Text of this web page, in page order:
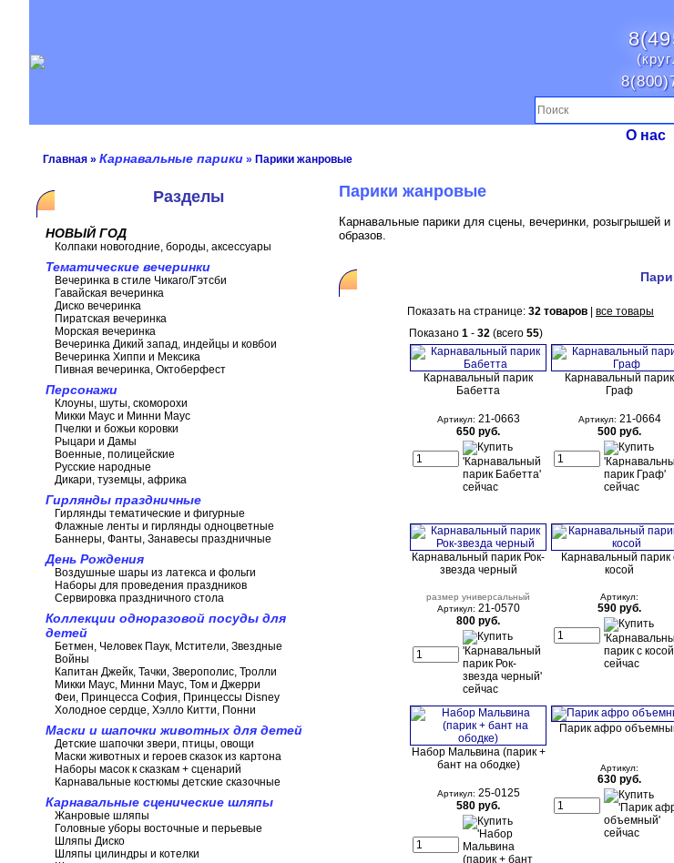
О нас
Главная » Карнавальные парики » Парики жанровые
Разделы
НОВЫЙ ГОД
Колпаки новогодние, бороды, аксессуары
Тематические вечеринки
Вечеринка в стиле Чикаго/Гэтсби
Гавайская вечеринка
Диско вечеринка
Пиратская вечеринка
Морская вечеринка
Вечеринка Дикий запад, индейцы и ковбои
Вечеринка Хиппи и Мексика
Пивная вечеринка, Октоберфест
Персонажи
Клоуны, шуты, скоморохи
Микки Маус и Минни Маус
Пчелки и божьи коровки
Рыцари и Дамы
Военные, полицейские
Русские народные
Дикари, туземцы, африка
Гирлянды праздничные
Гирлянды тематические и фигурные
Флажные ленты и гирлянды одноцветные
Баннеры, Фанты, Занавесы праздничные
День Рождения
Воздушные шары из латекса и фольги
Наборы для проведения праздников
Сервировка праздничного стола
Коллекции одноразовой посуды для
детей
Бетмен, Человек Паук, Мстители, Звездные
Войны
Капитан Джейк, Тачки, Зверополис, Тролли
Микки Маус, Минни Маус, Том и Джерри
Феи, Принцесса София, Принцессы Disney
Холодное сердце, Хэлло Китти, Понни
Маски и шапочки животных для детей
Детские шапочки звери, птицы, овощи
Маски животных и героев сказок из картона
Наборы масок к сказкам + сценарий
Карнавальные костюмы детские сказочные
Карнавальные сценические шляпы
Жанровые шляпы
Головные уборы восточные и перьевые
Шляпы Диско
Шляпы цилиндры и котелки
Парики жанровые
Карнавальные парики для сцены, вечеринки, розыгрышей
образов.
Показать на странице: 32 товаров
все товары
Показано 1 - 32 (всего 55)
Карнавальный парик
Бабетта
Артикул: 21-0663
650 руб.
Карнавальный парик
Граф
Артикул: 21-0664
500 руб.
Карнавальный парик Рок-
звезда черный
размер универсальный
Артикул: 21-0570
800 руб.
Карнавальный парик
косой
Артикул:
590 руб.
Набор Мальвина (парик +
бант на ободке)
Артикул: 25-0125
580 руб.
Парик афро
Артикул:
630 руб.